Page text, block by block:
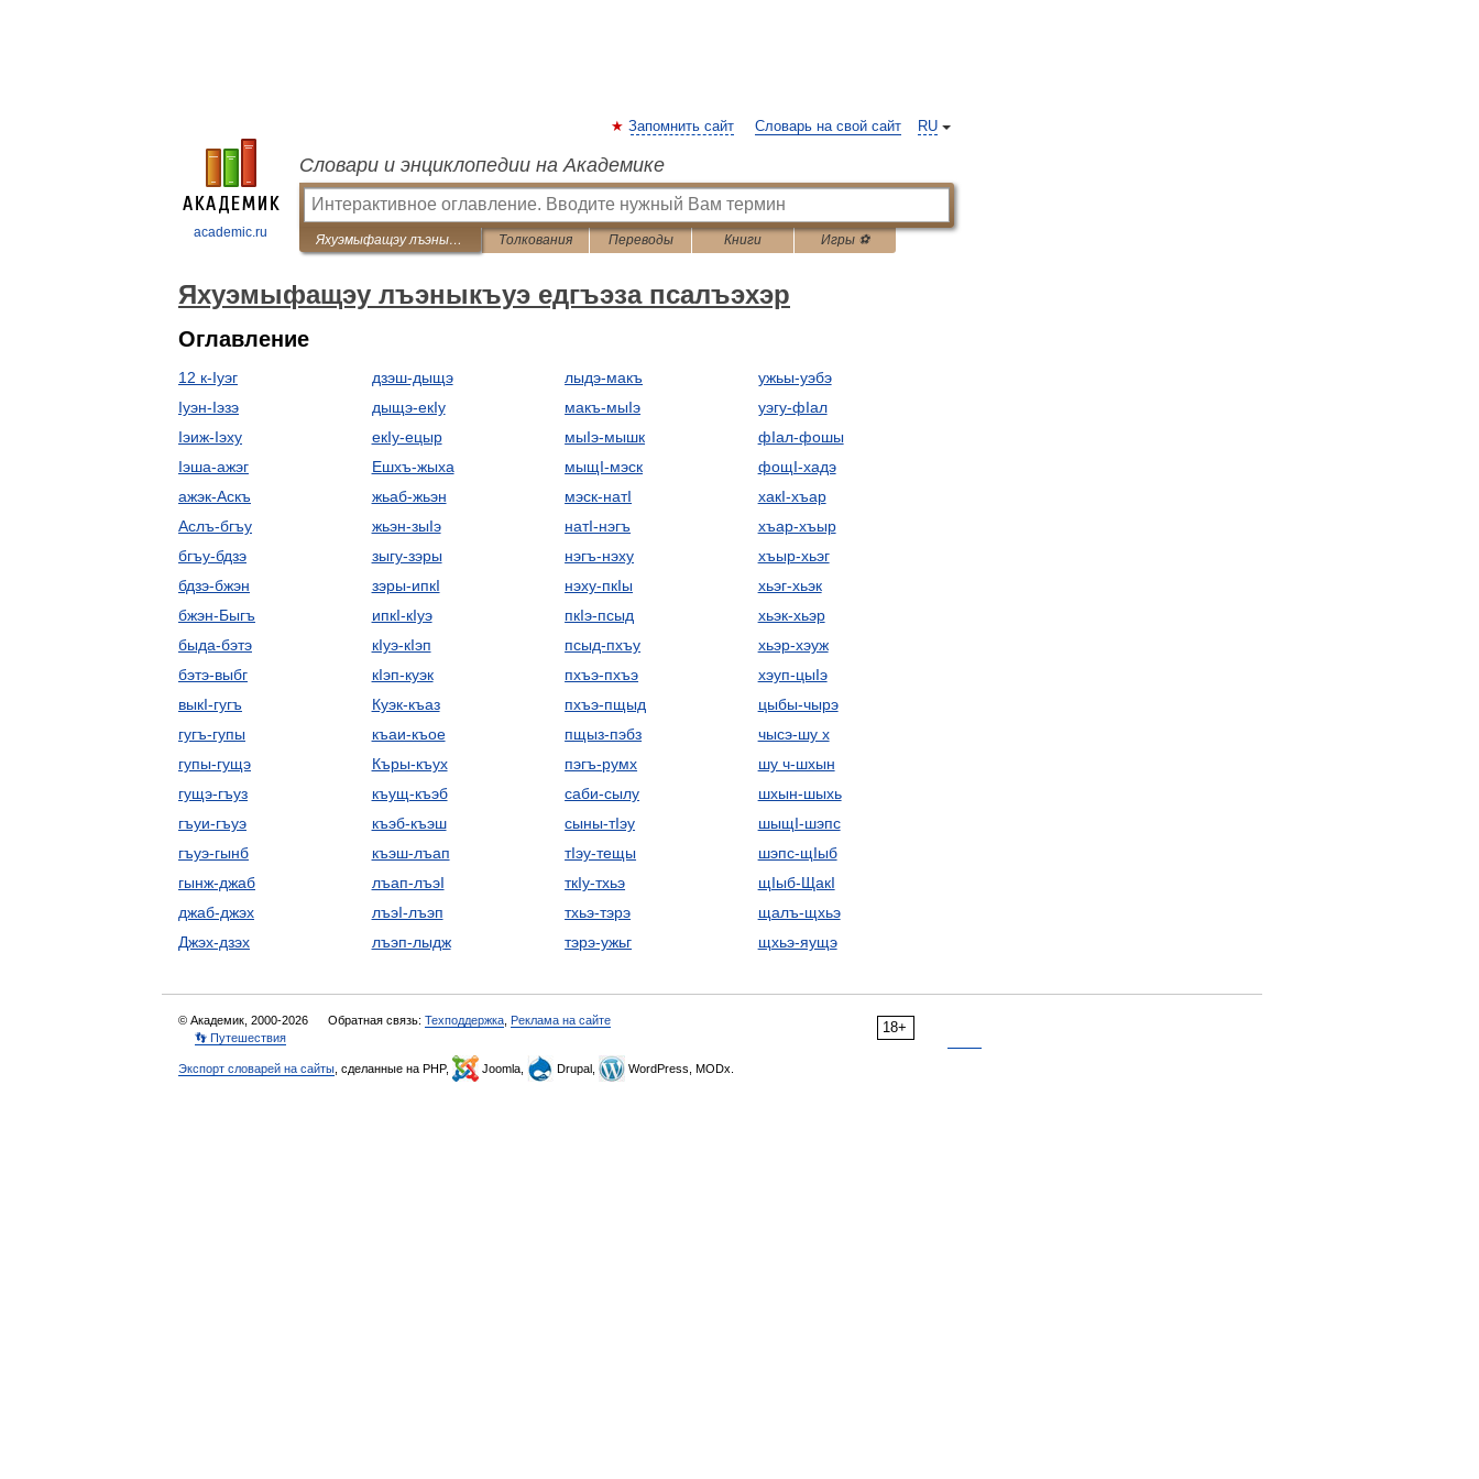
academic.ru
RU
Запомнить сайт Словарь на свой сайт
Словари и энциклопедии на Академике
Яхуэмыфащэу лъэныкъуэ едгъэза псалъэхэр Толкования Переводы Книги Игры ⚽
Яхуэмыфащэу лъэныкъуэ едгъэза псалъэхэр
Оглавление
12 к-Iуэг
Iуэн-Iэзэ
Iэиж-Iэху
Iэша-ажэг
ажэк-Аскъ
Аслъ-бгъу
бгъу-бдзэ
бдзэ-бжэн
бжэн-Быгъ
быда-бэтэ
бэтэ-выбг
выкI-гугъ
гугъ-гупы
гупы-гущэ
гущэ-гъуз
гъуи-гъуэ
гъуэ-гынб
гынж-джаб
джаб-джэх
Джэх-дзэх
дзэш-дыщэ
дыщэ-екIу
екIу-ецыр
Ешхъ-жыха
жьаб-жьэн
жьэн-зыIэ
зыгу-зэры
зэры-ипкI
ипкI-кIуэ
кIуэ-кIэп
кIэп-куэк
Куэк-къаз
къаи-къое
Къры-къух
къущ-къэб
къэб-къэш
къэш-лъап
лъап-лъэI
лъэI-лъэп
лъэп-лыдж
лыдэ-макъ
макъ-мыIэ
мыIэ-мышк
мыщI-мэск
мэск-натI
натI-нэгъ
нэгъ-нэху
нэху-пкIы
пкIэ-псыд
псыд-пхъу
пхъэ-пхъэ
пхъэ-пщыд
пщыз-пэбз
пэгъ-румх
саби-сылу
сыны-тIэу
тIэу-тещы
ткIу-тхьэ
тхьэ-тэрэ
тэрэ-ужьг
ужьы-уэбэ
уэгу-фIал
фIал-фошы
фощI-хадэ
хакI-хъар
хъар-хъыр
хъыр-хьэг
хьэг-хьэк
хьэк-хьэр
хьэр-хэуж
хэуп-цыIэ
цыбы-чырэ
чысэ-шу х
шу ч-шхын
шхын-шыхь
шыщI-шэпс
шэпс-щIыб
щIыб-ЩакI
щалъ-щхьэ
щхьэ-яущэ
18+
© Академик, 2000-2026 Обратная связь: Техподдержка Реклама на сайте
👣 Путешествия
Экспорт словарей на сайты , сделанные на PHP, Joomla, Drupal, WordPress, MODx.